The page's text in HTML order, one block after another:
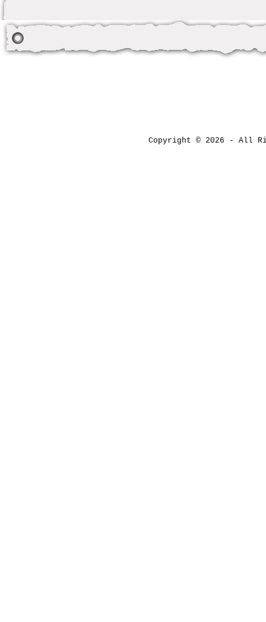
Copyright © 2026 - All